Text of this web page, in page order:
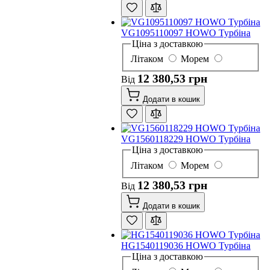
VG1095110097 HOWO Турбіна
Ціна з доставкою
Літаком
Морем
Від 12 380,53 грн
Додати в кошик
VG1560118229 HOWO Турбіна
Ціна з доставкою
Літаком
Морем
Від 12 380,53 грн
Додати в кошик
HG1540119036 HOWO Турбіна
Ціна з доставкою